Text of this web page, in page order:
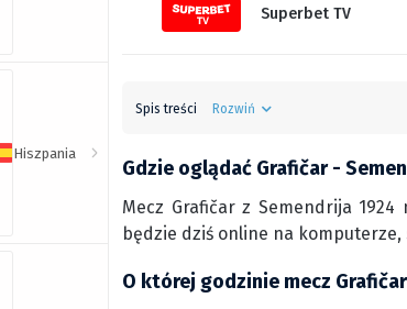
Hiszpania
Superbet TV
Spis treści Rozwiń
Gdzie oglądać Grafičar -
Mecz Grafičar z Semendrija
będzie dziś online na
O której godzinie mecz